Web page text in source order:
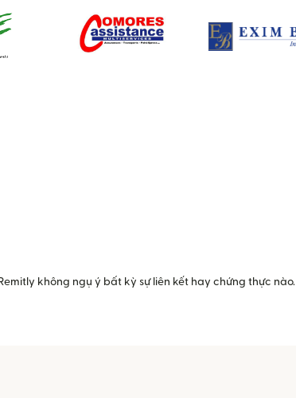
không ngụ ý bất kỳ sự liên kết hay chứng thực nào.